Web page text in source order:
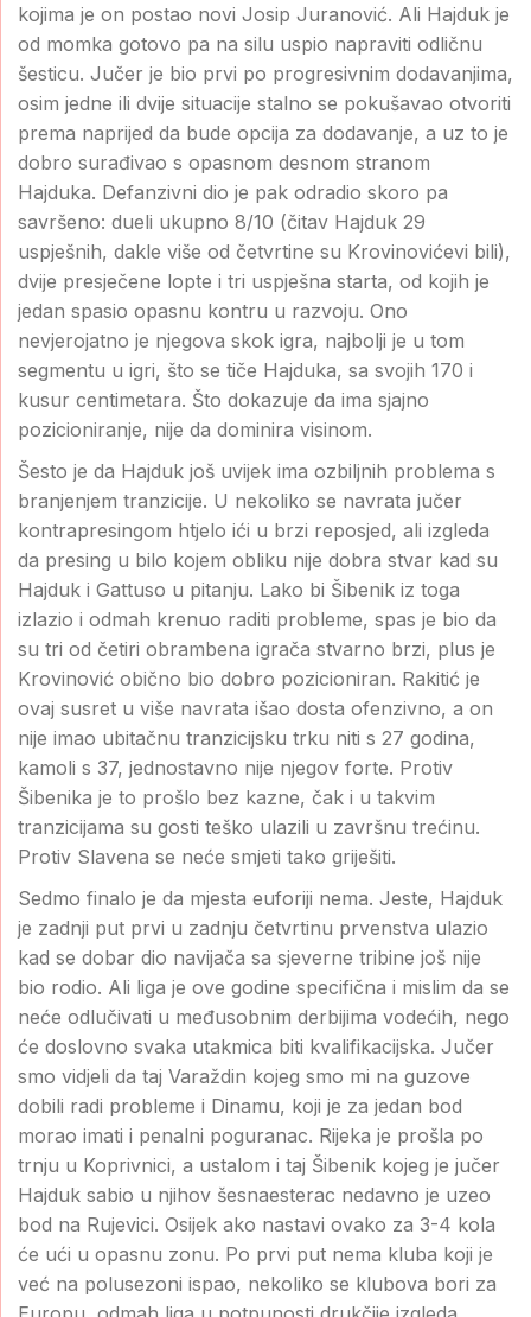
kojima je on postao novi Josip Juranović. Ali Hajduk je
od momka gotovo pa na silu uspio napraviti odličnu
šesticu. Jučer je bio prvi po progresivnim dodavanjima,
osim jedne ili dvije situacije stalno se pokušavao otvoriti
prema naprijed da bude opcija za dodavanje, a uz to je
dobro surađivao s opasnom desnom stranom
Hajduka. Defanzivni dio je pak odradio skoro pa
savršeno: dueli ukupno 8/10 (čitav Hajduk 29
uspješnih, dakle više od četvrtine su Krovinovićevi bili),
dvije presječene lopte i tri uspješna starta, od kojih je
jedan spasio opasnu kontru u razvoju. Ono
nevjerojatno je njegova skok igra, najbolji je u tom
segmentu u igri, što se tiče Hajduka, sa svojih 170 i
kusur centimetara. Što dokazuje da ima sjajno
pozicioniranje, nije da dominira visinom.
Šesto je da Hajduk još uvijek ima ozbiljnih problema s
branjenjem tranzicije. U nekoliko se navrata jučer
kontrapresingom htjelo ići u brzi reposjed, ali izgleda
da presing u bilo kojem obliku nije dobra stvar kad su
Hajduk i Gattuso u pitanju. Lako bi Šibenik iz toga
izlazio i odmah krenuo raditi probleme, spas je bio da
su tri od četiri obrambena igrača stvarno brzi, plus je
Krovinović obično bio dobro pozicioniran. Rakitić je
ovaj susret u više navrata išao dosta ofenzivno, a on
nije imao ubitačnu tranzicijsku trku niti s 27 godina,
kamoli s 37, jednostavno nije njegov forte. Protiv
Šibenika je to prošlo bez kazne, čak i u takvim
tranzicijama su gosti teško ulazili u završnu trećinu.
Protiv Slavena se neće smjeti tako griješiti.
Sedmo finalo je da mjesta euforiji nema. Jeste, Hajduk
je zadnji put prvi u zadnju četvrtinu prvenstva ulazio
kad se dobar dio navijača sa sjeverne tribine još nije
bio rodio. Ali liga je ove godine specifična i mislim da se
neće odlučivati u međusobnim derbijima vodećih, nego
će doslovno svaka utakmica biti kvalifikacijska. Jučer
smo vidjeli da taj Varaždin kojeg smo mi na guzove
dobili radi probleme i Dinamu, koji je za jedan bod
morao imati i penalni poguranac. Rijeka je prošla po
trnju u Koprivnici, a ustalom i taj Šibenik kojeg je jučer
Hajduk sabio u njihov šesnaesterac nedavno je uzeo
bod na Rujevici. Osijek ako nastavi ovako za 3-4 kola
će ući u opasnu zonu. Po prvi put nema kluba koji je
već na polusezoni ispao, nekoliko se klubova bori za